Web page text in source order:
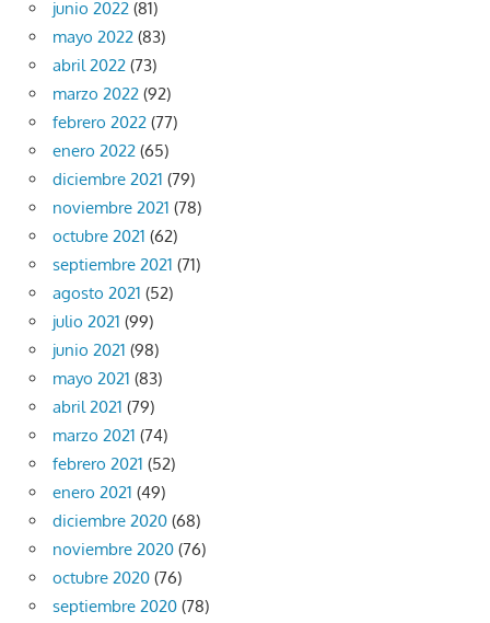
junio 2022 (81)
mayo 2022 (83)
abril 2022 (73)
marzo 2022 (92)
febrero 2022 (77)
enero 2022 (65)
diciembre 2021 (79)
noviembre 2021 (78)
octubre 2021 (62)
septiembre 2021 (71)
agosto 2021 (52)
julio 2021 (99)
junio 2021 (98)
mayo 2021 (83)
abril 2021 (79)
marzo 2021 (74)
febrero 2021 (52)
enero 2021 (49)
diciembre 2020 (68)
noviembre 2020 (76)
octubre 2020 (76)
septiembre 2020 (78)